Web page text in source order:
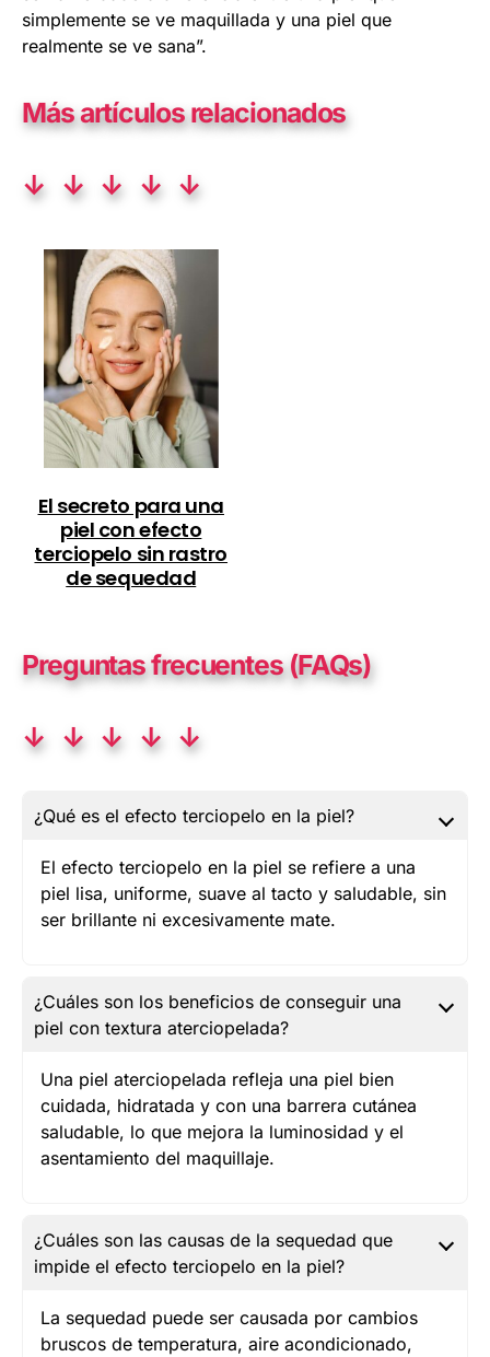
simplemente se ve maquillada y una piel que
realmente se ve sana”.
Más artículos relacionados
↓ ↓ ↓ ↓ ↓
El secreto para una
piel con efecto
terciopelo sin rastro
de sequedad
Preguntas frecuentes (FAQs)
↓ ↓ ↓ ↓ ↓
¿Qué es el efecto terciopelo en la piel?
El efecto terciopelo en la piel se refiere a una
piel lisa, uniforme, suave al tacto y saludable, sin
ser brillante ni excesivamente mate.
¿Cuáles son los beneficios de conseguir una
piel con textura aterciopelada?
Una piel aterciopelada refleja una piel bien
cuidada, hidratada y con una barrera cutánea
saludable, lo que mejora la luminosidad y el
asentamiento del maquillaje.
¿Cuáles son las causas de la sequedad que
impide el efecto terciopelo en la piel?
La sequedad puede ser causada por cambios
bruscos de temperatura, aire acondicionado,